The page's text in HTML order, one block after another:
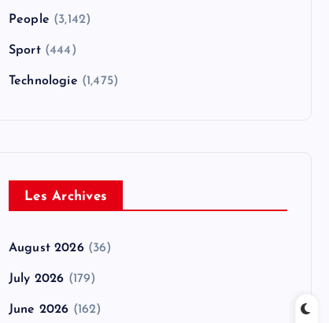
People (3,142)
Sport(444)
Technologie (1,475)
Les Archives
August 2026(36)
July 2026 (179)
June 2026 (162)